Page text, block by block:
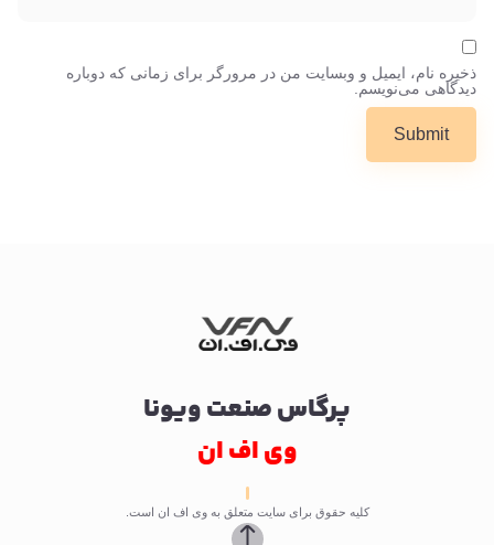
ذخیره نام، ایمیل و وبسایت من در مرورگر برای زمانی که دوباره
دیدگاهی می‌نویسم.
پرگاس صنعت ویونا
وی اف ان
کلیه حقوق برای سایت متعلق به وی اف ان است.